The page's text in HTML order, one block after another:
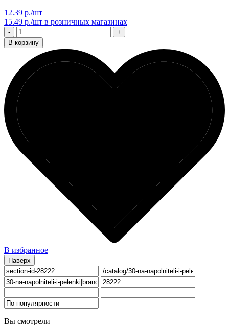
12.39 р./шт
15.49 р./шт в розничных магазинах
-
+
В корзину
В избранное
Наверх
Вы смотрели